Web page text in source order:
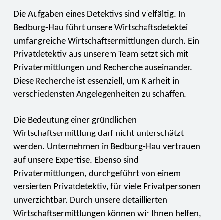
Die Aufgaben eines Detektivs sind vielfältig. In
Bedburg-Hau führt unsere Wirtschaftsdetektei
umfangreiche Wirtschaftsermittlungen durch. Ein
Privatdetektiv aus unserem Team setzt sich mit
Privatermittlungen und Recherche auseinander.
Diese Recherche ist essenziell, um Klarheit in
verschiedensten Angelegenheiten zu schaffen.
Die Bedeutung einer gründlichen
Wirtschaftsermittlung darf nicht unterschätzt
werden. Unternehmen in Bedburg-Hau vertrauen
auf unsere Expertise. Ebenso sind
Privatermittlungen, durchgeführt von einem
versierten Privatdetektiv, für viele Privatpersonen
unverzichtbar. Durch unsere detaillierten
Wirtschaftsermittlungen können wir Ihnen helfen,